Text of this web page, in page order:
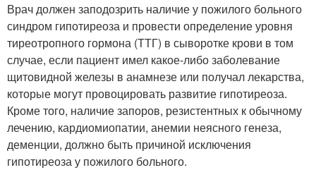
Врач должен заподозрить наличие у пожилого больного
синдром гипотиреоза и провести определение уровня
тиреотропного гормона (ТТГ) в сыворотке крови в том
случае, если пациент имел какое-либо заболевание
щитовидной железы в анамнезе или получал лекарства,
которые могут провоцировать развитие гипотиреоза.
Кроме того, наличие запоров, резистентных к обычному
лечению, кардиомиопатии, анемии неясного генеза,
деменции, должно быть причиной исключения
гипотиреоза у пожилого больного.